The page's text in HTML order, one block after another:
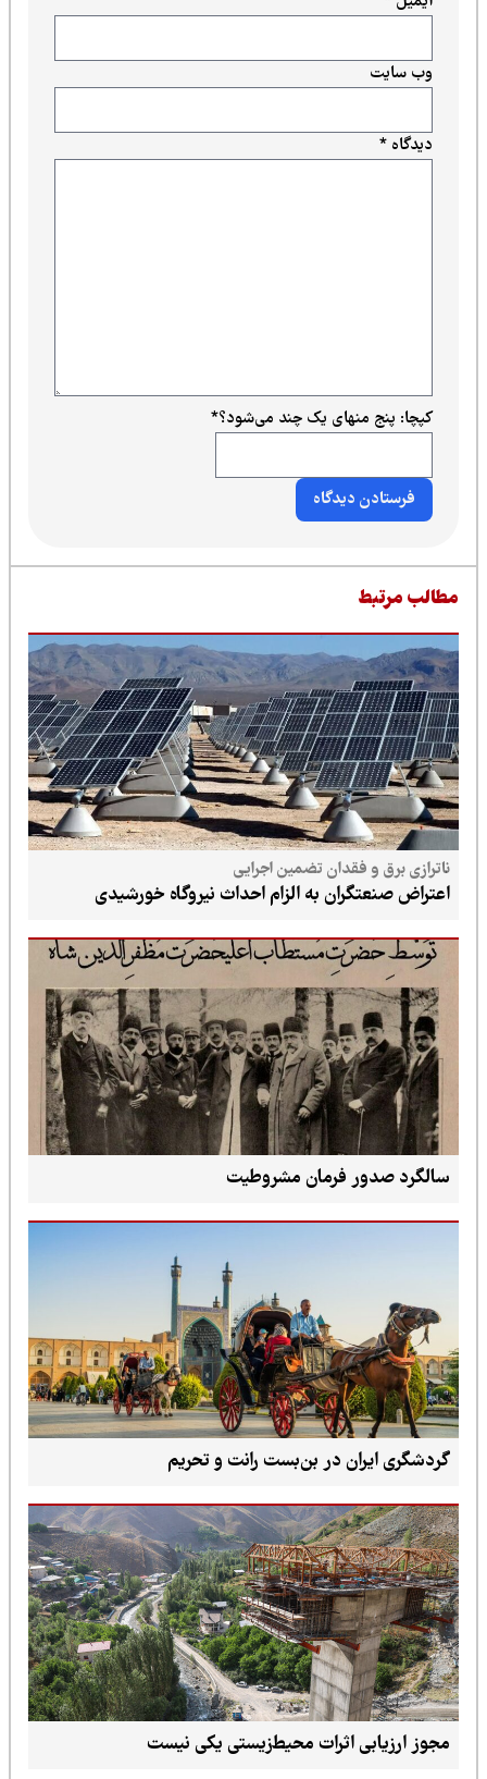
دیدگاه*
وب‌ سایت
کپچا: پنج منهای یک چند می‌شود؟*
مرتبط
ناترازی برق و فقدان تضمین اجرایی
اعتراض صنعتگران به الزام احداث نیروگاه خورشیدی
سالگرد صدور فرمان مشروطیت
گردشگری ایران در بن‌بست رانت و تحریم
مجوز ارزیابی اثرات محیط‌زیستی یکی نیست